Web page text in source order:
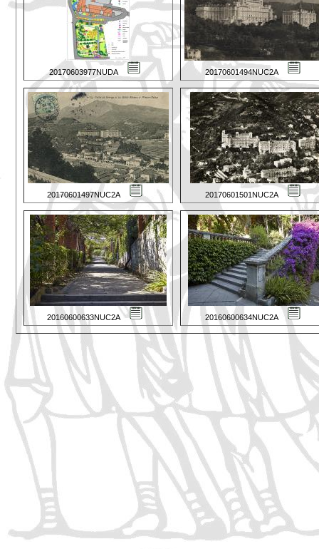
20170603977NUDA 20170601494NUC2A
20170601497NUC2A 20170601501NUC2A
20160600633NUC2A 20160600634NUC2A